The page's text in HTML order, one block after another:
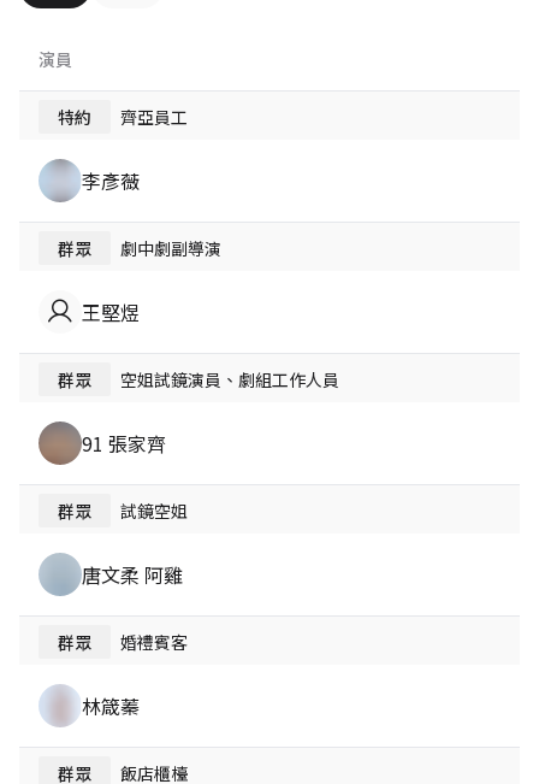
演員
特約 齊亞員工
李彥薇
群眾 劇中劇副導演
王堅煜
群眾 空姐試鏡演員、劇組工作人員
91 張家齊
群眾 試鏡空姐
唐文柔 阿雞
群眾 婚禮賓客
林箴蓁
群眾 飯店櫃檯